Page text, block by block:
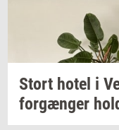
Stort hotel i
for­gæn­ger